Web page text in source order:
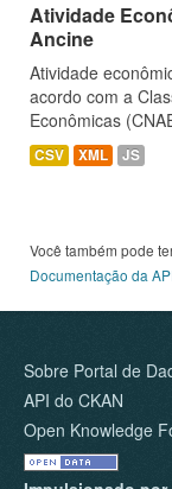
Atividade
Ancine
Atividade
acordo com a
Econômicas
CSV XML JS
Você também pode
Documentação da
Sobre Portal de
API do CKAN
Open Knowledge